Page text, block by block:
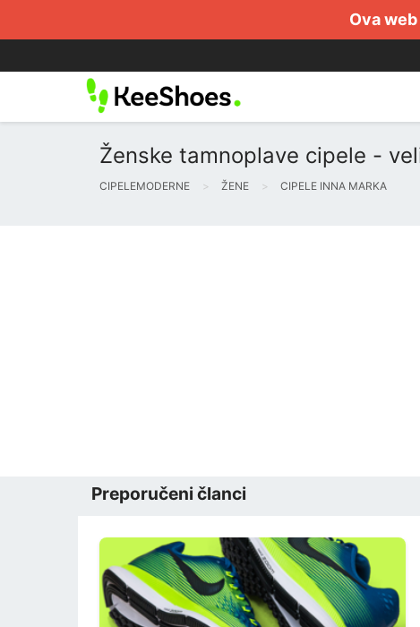
Ova
Ženske tamnoplave cipele -
CIPELEMODERNE ŽENE CIPELE INNA MARKA
Preporučeni članci